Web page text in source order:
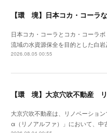
日本コカ・コーラとコカ・コーラ
流域の水資源保全を目的とした白
2026.08.05 00:55
大京穴吹不動産は、リノベーショ
α（リノアルファ）」において、